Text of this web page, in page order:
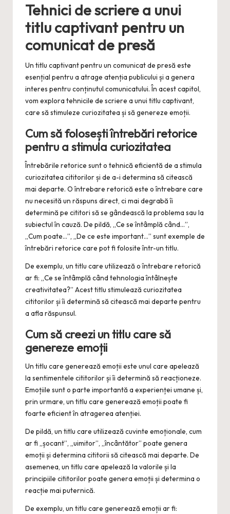
Tehnici de scriere a unui
titlu captivant pentru un
comunicat de presă
Un titlu captivant pentru un comunicat de presă este
esențial pentru a atrage atenția publicului și a genera
interes pentru conținutul comunicatului. În acest capitol,
vom explora tehnicile de scriere a unui titlu captivant,
care să stimuleze curiozitatea și să genereze emoții.
Cum să folosești întrebări retorice
pentru a stimula curiozitatea
Întrebările retorice sunt o tehnică eficientă de a stimula
curiozitatea cititorilor și de a-i determina să citească
mai departe. O întrebare retorică este o întrebare care
nu necesită un răspuns direct, ci mai degrabă îi
determină pe cititori să se gândească la problema sau la
subiectul în cauză. De pildă, „Ce se întâmplă când…”,
„Cum poate…”, „De ce este important…” sunt exemple de
întrebări retorice care pot fi folosite într-un titlu.
De exemplu, un titlu care utilizează o întrebare retorică
ar fi: „Ce se întâmplă când tehnologia întâlnește
creativitatea?” Acest titlu stimulează curiozitatea
cititorilor și îi determină să citească mai departe pentru
a afla răspunsul.
Cum să creezi un titlu care să
genereze emoții
Un titlu care generează emoții este unul care apelează
la sentimentele cititorilor și îi determină să reacționeze.
Emoțiile sunt o parte importantă a experienței umane și,
prin urmare, un titlu care generează emoții poate fi
foarte eficient în atragerea atenției.
De pildă, un titlu care utilizează cuvinte emoționale, cum
ar fi „șocant”, „uimitor”, „încântător” poate genera
emoții și determina cititorii să citească mai departe. De
asemenea, un titlu care apelează la valorile și la
principiile cititorilor poate genera emoții și determina o
reacție mai puternică.
De exemplu, un titlu care generează emoții ar fi: